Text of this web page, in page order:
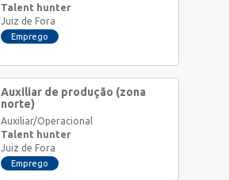
Talent hunter
Juiz de Fora
Emprego
Auxiliar de produção (zona
norte)
Auxiliar/Operacional
Talent hunter
Juiz de Fora
Emprego